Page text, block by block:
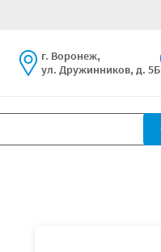
г. Воронеж,
ул. Дружинников, д. 5Б